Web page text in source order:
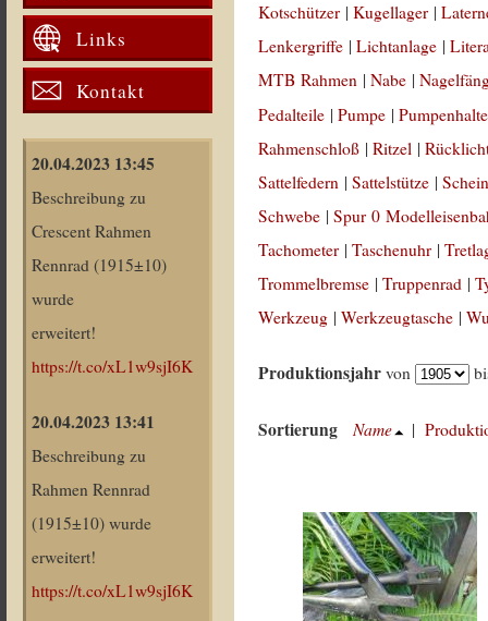
Links
Kontakt
20.04.2023 13:45
Beschreibung zu
Crescent Rahmen
Rennrad (1915±10)
wurde
erweitert!
https://t.co/xL1w9sjI6K
20.04.2023 13:41
Beschreibung zu
Rahmen Rennrad
(1915±10) wurde
erweitert!
https://t.co/xL1w9sjI6K
Kotschützer |Kugellager |
Lenkergriffe |Lichtanlage |
MTB Rahmen |Nabe |
Pedalteile |Pumpe |
Rahmenschloß |Ritzel |
Sattelfedern |Sattelstütze |
Schwebe |Spur 0
Tachometer |Taschenuhr |
Trommelbremse |Truppenrad |
Werkzeug |Werkzeugtasche |
Produktionsjahr von
Sortierung Name |